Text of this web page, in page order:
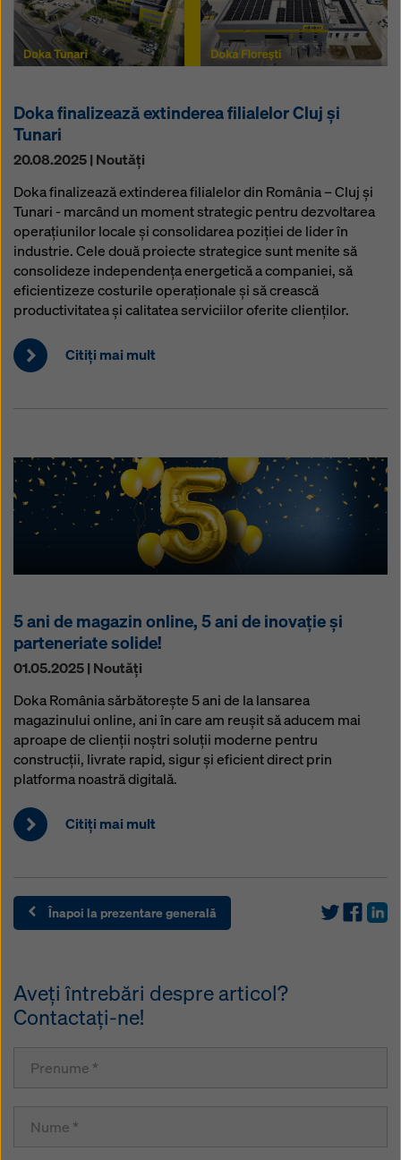
Doka finalizează extinderea filialelor Cluj și
Tunari
20.08.2025 | Noutăţi
Doka finalizează extinderea filialelor din România – Cluj și
Tunari - marcând un moment strategic pentru dezvoltarea
operațiunilor locale și consolidarea poziției de lider în
industrie. Cele două proiecte strategice sunt menite să
consolideze independența energetică a companiei, să
eficientizeze costurile operaționale și să crească
productivitatea și calitatea serviciilor oferite clienților.
Citiţi mai mult
5 ani de magazin online, 5 ani de inovație și
parteneriate solide!
01.05.2025 | Noutăţi
Doka România sărbătorește 5 ani de la lansarea
magazinului online, ani în care am reușit să aducem mai
aproape de clienții noștri soluții moderne pentru
construcții, livrate rapid, sigur și eficient direct prin
platforma noastră digitală.
Citiţi mai mult
Înapoi la prezentare generală
Aveţi întrebări despre articol?
Contactaţi-ne!